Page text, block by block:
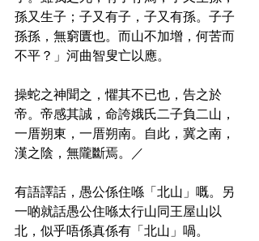
孫又生子；子又有子，子又有孫。子子
孫孫，無窮匱也。而山不加增，何苦而
不平？」河曲智叟亡以應。
操蛇之神聞之，懼其不已也，告之於
帝。帝感其誠，命誇娥氏二子負二山，
一厝朔東，一厝朔南。自此，冀之南，
漢之陰，無隴斷焉。／
有語譯話，愚公係住喺「北山」嘅。另
一啲就話愚公住喺太行山同王屋山以
北，似乎唔係真係有「北山」喎。